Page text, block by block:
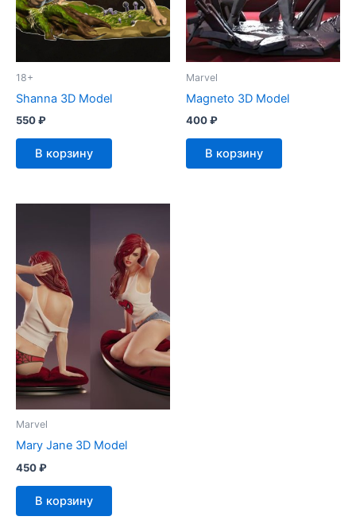
18+
Shanna 3D Model
550₽
В корзину
Marvel
Magneto 3D Model
400₽
В корзину
Marvel
Mary Jane 3D Model
450₽
В корзину